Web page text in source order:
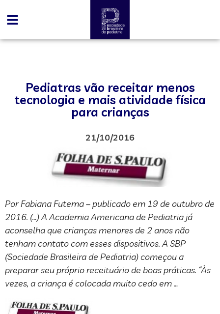
Pediatras vão receitar menos
tecnologia e mais atividade física
para crianças
21/10/2016
Por Fabiana Futema – publicado em 19 de outubro de
2016. (…) A Academia Americana de Pediatria já
aconselha que crianças menores de 2 anos não
tenham contato com esses dispositivos. A SBP
(Sociedade Brasileira de Pediatria) começou a
preparar seu próprio receituário de boas práticas. “Às
vezes, a criança é colocada muito cedo em …